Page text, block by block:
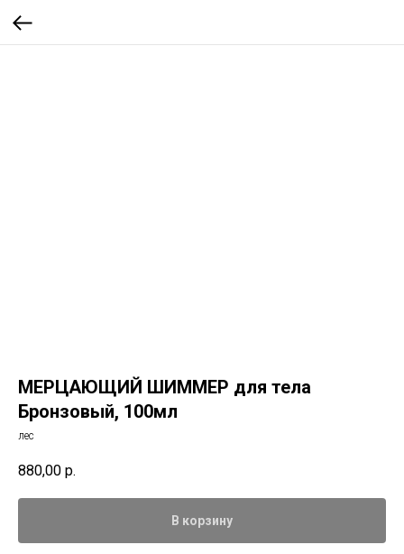
МЕРЦАЮЩИЙ ШИММЕР для тела
Бронзовый, 100мл
лес
880,00 р.
В корзину